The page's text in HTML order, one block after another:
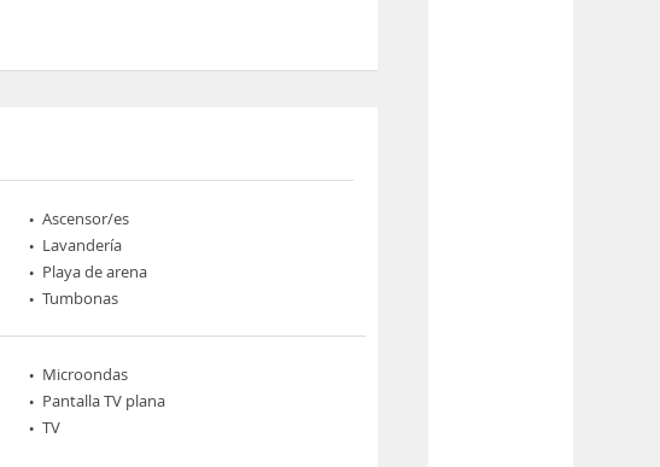
Ascensor/es
Lavandería
Playa de arena
Tumbonas
Microondas
Pantalla TV plana
TV